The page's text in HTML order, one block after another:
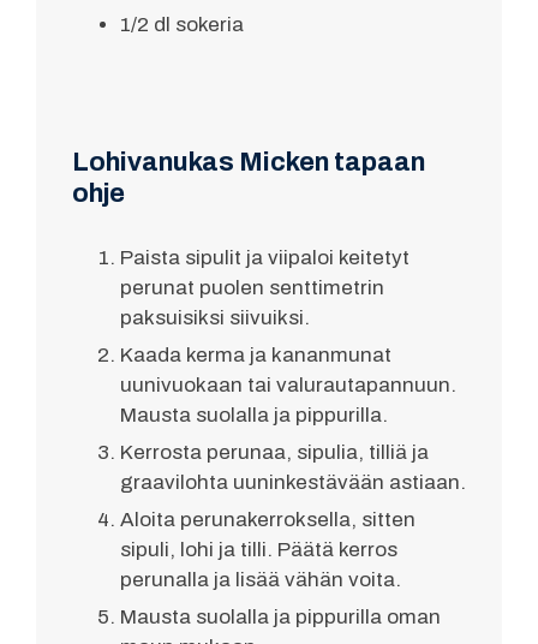
1/2 dl sokeria
Lohivanukas Micken tapaan
ohje
Paista sipulit ja viipaloi keitetyt
perunat puolen senttimetrin
paksuisiksi siivuiksi.
Kaada kerma ja kananmunat
uunivuokaan tai valurautapannuun.
Mausta suolalla ja pippurilla.
Kerrosta perunaa, sipulia, tilliä ja
graavilohta uuninkestävään astiaan.
Aloita perunakerroksella, sitten
sipuli, lohi ja tilli. Päätä kerros
perunalla ja lisää vähän voita.
Mausta suolalla ja pippurilla oman